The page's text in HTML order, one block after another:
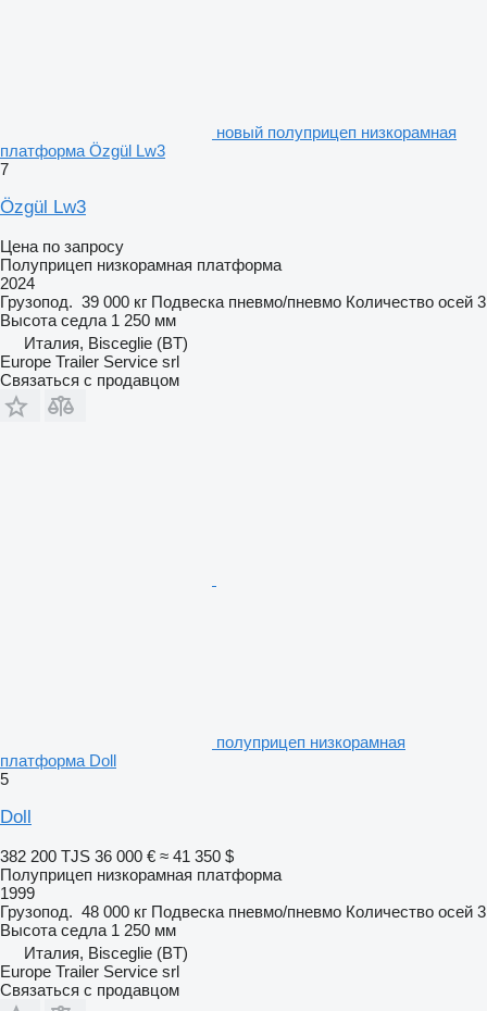
новый полуприцеп низкорамная
платформа Özgül Lw3
7
Özgül Lw3
Цена по запросу
Полуприцеп низкорамная платформа
2024
Грузопод. 39 000 кг Подвеска пневмо/пневмо Количество осей 3
Высота седла 1 250 мм
Италия, Bisceglie (BT)
Europe Trailer Service srl
Связаться с продавцом
полуприцеп низкорамная
платформа Doll
5
Doll
382 200 TJS 36 000 € ≈ 41 350 $
Полуприцеп низкорамная платформа
1999
Грузопод. 48 000 кг Подвеска пневмо/пневмо Количество осей 3
Высота седла 1 250 мм
Италия, Bisceglie (BT)
Europe Trailer Service srl
Связаться с продавцом